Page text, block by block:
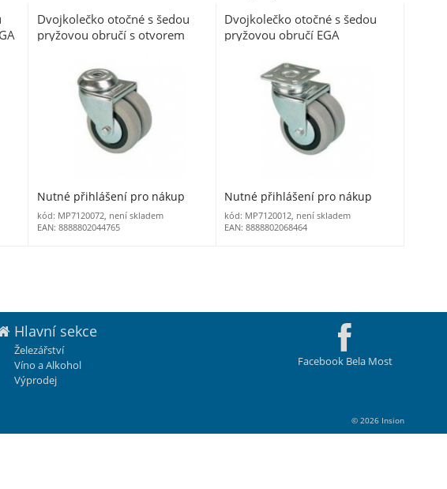
Dvojkolečko otočné s šedou
pryžovou obručí s otvorem
72, nosnost 60 kg
Nutné přihlášení pro nákup
kód: MP7120072, není skladem
EAN: 8888802044765
Dvojkolečko otočné s šedou
pryžovou obručí EGA
Nutné přihlášení pro nákup
kód: MP7120012, není skladem
EAN: 8888802068464
Facebook Bela Most
Hlavní sekce
Železářství
Víno a Alkohol
Výprodej
© 2026 Insion